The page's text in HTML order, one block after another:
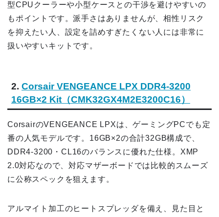
型CPUクーラーや小型ケースとの干渉を避けやすいの
もポイントです。派手さはありませんが、相性リスク
を抑えたい人、設定を詰めすぎたくない人には非常に
扱いやすいキットです。
2. Corsair VENGEANCE LPX DDR4-3200
16GB×2 Kit（CMK32GX4M2E3200C16）
CorsairのVENGEANCE LPXは、ゲーミングPCでも定
番の人気モデルです。16GB×2の合計32GB構成で、
DDR4-3200・CL16のバランスに優れた仕様。XMP
2.0対応なので、対応マザーボードでは比較的スムーズ
に公称スペックを狙えます。
アルマイト加工のヒートスプレッダを備え、見た目と